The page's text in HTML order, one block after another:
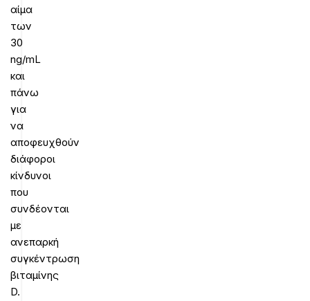
αίμα
των
30
ng/mL
και
πάνω
για
να
αποφευχθούν
διάφοροι
κίνδυνοι
που
συνδέονται
με
ανεπαρκή
συγκέντρωση
βιταμίνης
D.